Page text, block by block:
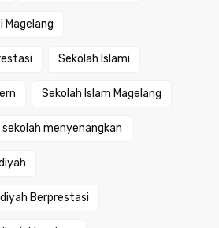
Magelang
Sekolah Islami
Sekolah Islam Magelang
sekolah menyenangkan
Berprestasi